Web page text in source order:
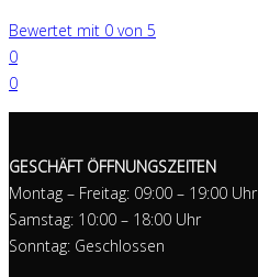
Bewertet mit 0 von 5
0
0
GESCHÄFT ÖFFNUNGSZEITEN
Montag – Freitag: 09:00 – 19:00 Uhr
Samstag: 10:00 – 18:00 Uhr
Sonntag: Geschlossen